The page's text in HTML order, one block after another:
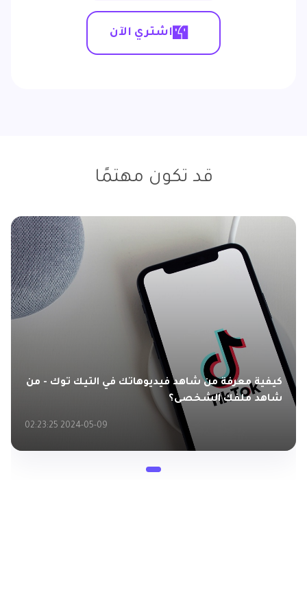
اشتري الآن
قد تكون مهتمًا
‏كيفية معرفة من شاهد فيديوهاتك في التيك توك - من
شاهد ملفك الشخصى؟
2024-05-09 02:23:25